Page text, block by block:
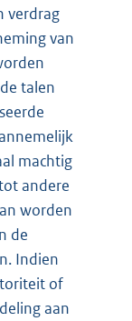
verdrag
van
talen
machtig
andere
worden
de
Indien
of
aan